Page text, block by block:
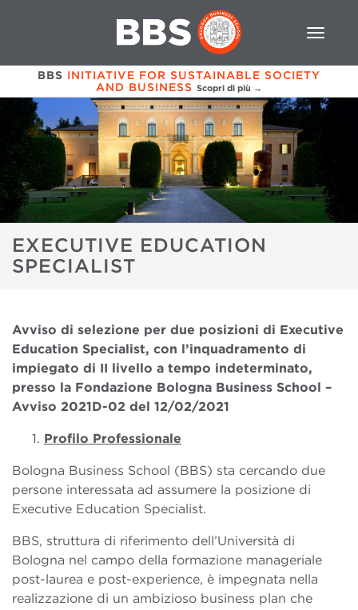
BBS INITIATIVE FOR SUSTAINABLE SOCIETY
AND BUSINESS Scopri di più →
EXECUTIVE EDUCATION
SPECIALIST
Avviso di selezione per due posizioni di Executive
Education Specialist, con l’inquadramento di
impiegato di II livello a tempo indeterminato,
presso la Fondazione Bologna Business School –
Avviso 2021D-02 del 12/02/2021
Profilo Professionale
Bologna Business School (BBS) sta cercando due
persone interessata ad assumere la posizione di
Executive Education Specialist.
BBS, struttura di riferimento dell’Università di
Bologna nel campo della formazione manageriale
post-laurea e post-experience, è impegnata nella
realizzazione di un ambizioso business plan che